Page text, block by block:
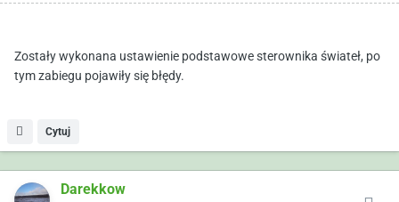
Zostały wykonana ustawienie podstawowe sterownika świateł, po
tym zabiegu pojawiły się błędy.
Cytuj
Darekkow